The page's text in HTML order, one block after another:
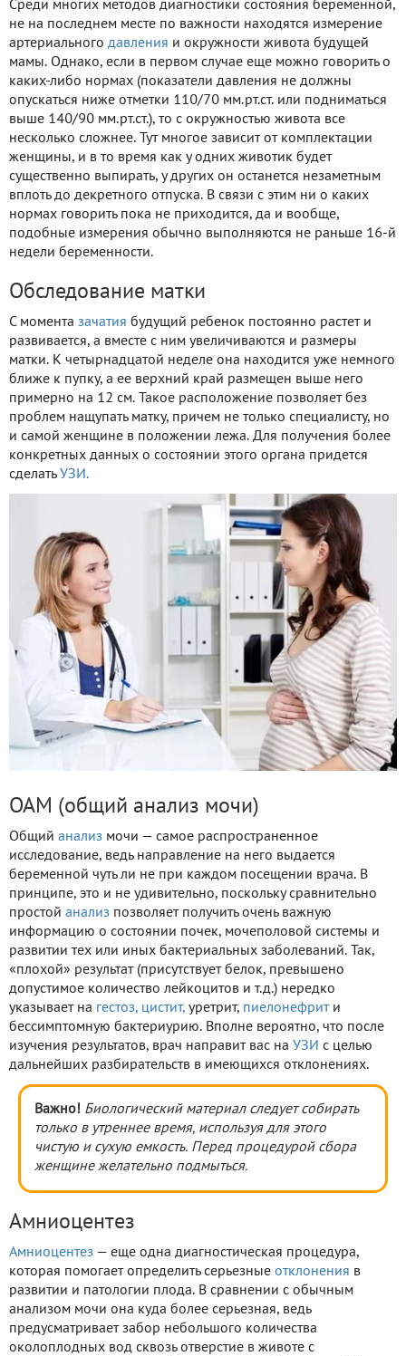
Среди многих методов диагностики состояния беременной,
не на последнем месте по важности находятся измерение
артериального давления и окружности живота будущей
мамы. Однако, если в первом случае еще можно говорить о
каких-либо нормах (показатели давления не должны
опускаться ниже отметки 110/70 мм.рт.ст. или подниматься
выше 140/90 мм.рт.ст.), то с окружностью живота все
несколько сложнее. Тут многое зависит от комплектации
женщины, и в то время как у одних животик будет
существенно выпирать, у других он останется незаметным
вплоть до декретного отпуска. В связи с этим ни о каких
нормах говорить пока не приходится, да и вообще,
подобные измерения обычно выполняются не раньше 16-й
недели беременности.
Обследование матки
С момента зачатия будущий ребенок постоянно растет и
развивается, а вместе с ним увеличиваются и размеры
матки. К четырнадцатой неделе она находится уже немного
ближе к пупку, а ее верхний край размещен выше него
примерно на 12 см. Такое расположение позволяет без
проблем нащупать матку, причем не только специалисту, но
и самой женщине в положении лежа. Для получения более
конкретных данных о состоянии этого органа придется
сделать УЗИ.
ОАМ (общий анализ мочи)
Общий анализ мочи — самое распространенное
исследование, ведь направление на него выдается
беременной чуть ли не при каждом посещении врача. В
принципе, это и не удивительно, поскольку сравнительно
простой анализ позволяет получить очень важную
информацию о состоянии почек, мочеполовой системы и
развитии тех или иных бактериальных заболеваний. Так,
«плохой» результат (присутствует белок, превышено
допустимое количество лейкоцитов и т.д.) нередко
указывает на гестоз, цистит, уретрит, пиелонефрити
бессимптомную бактериурию. Вполне вероятно, что после
изучения результатов, врач направит вас на УЗИ с целью
дальнейших разбирательств в имеющихся отклонениях.
Важно! Биологический материал следует собирать
только в утреннее время, используя для этого
чистую и сухую емкость. Перед процедурой сбора
женщине желательно подмыться.
Амниоцентез
Амниоцентез — еще одна диагностическая процедура,
которая помогает определить серьезные отклонения в
развитии и патологии плода. В сравнении с обычным
анализом мочи она куда более серьезная, ведь
предусматривает забор небольшого количества
околоплодных вод сквозь отверстие в животе с